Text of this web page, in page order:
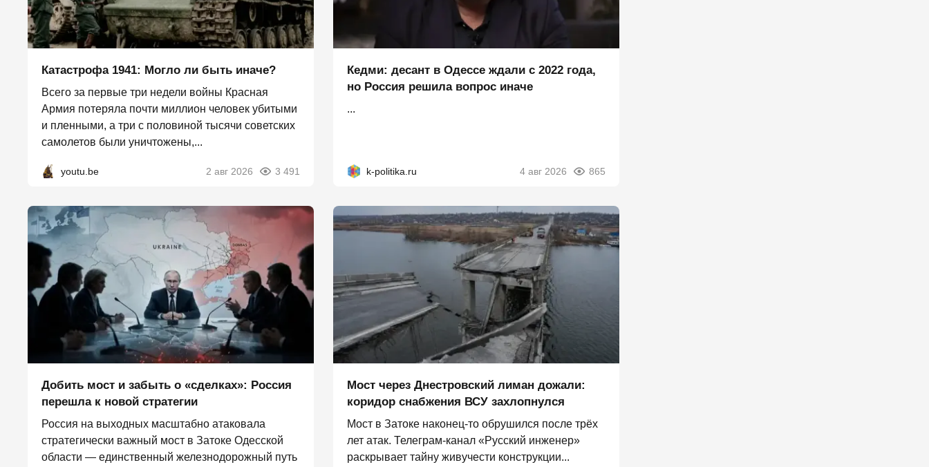
Катастрофа 1941: Могло ли быть иначе?
Всего за первые три недели войны Красная
Армия потеряла почти миллион человек убитыми
и пленными, а три с половиной тысячи советских
самолетов были уничтожены,...
youtu.be 2 авг 2026 3 491
Кедми: десант в Одессе ждали с 2022 года,
но Россия решила вопрос иначе
...
k-politika.ru 4 авг 2026 865
Добить мост и забыть о «сделках»: Россия
перешла к новой стратегии
Россия на выходных масштабно атаковала
стратегически важный мост в Затоке Одесской
области — единственный железнодорожный путь
Мост через Днестровский лиман дожали:
коридор снабжения ВСУ захлопнулся
Мост в Затоке наконец-то обрушился после трёх
лет атак. Телеграм-канал «Русский инженер»
раскрывает тайну живучести конструкции...